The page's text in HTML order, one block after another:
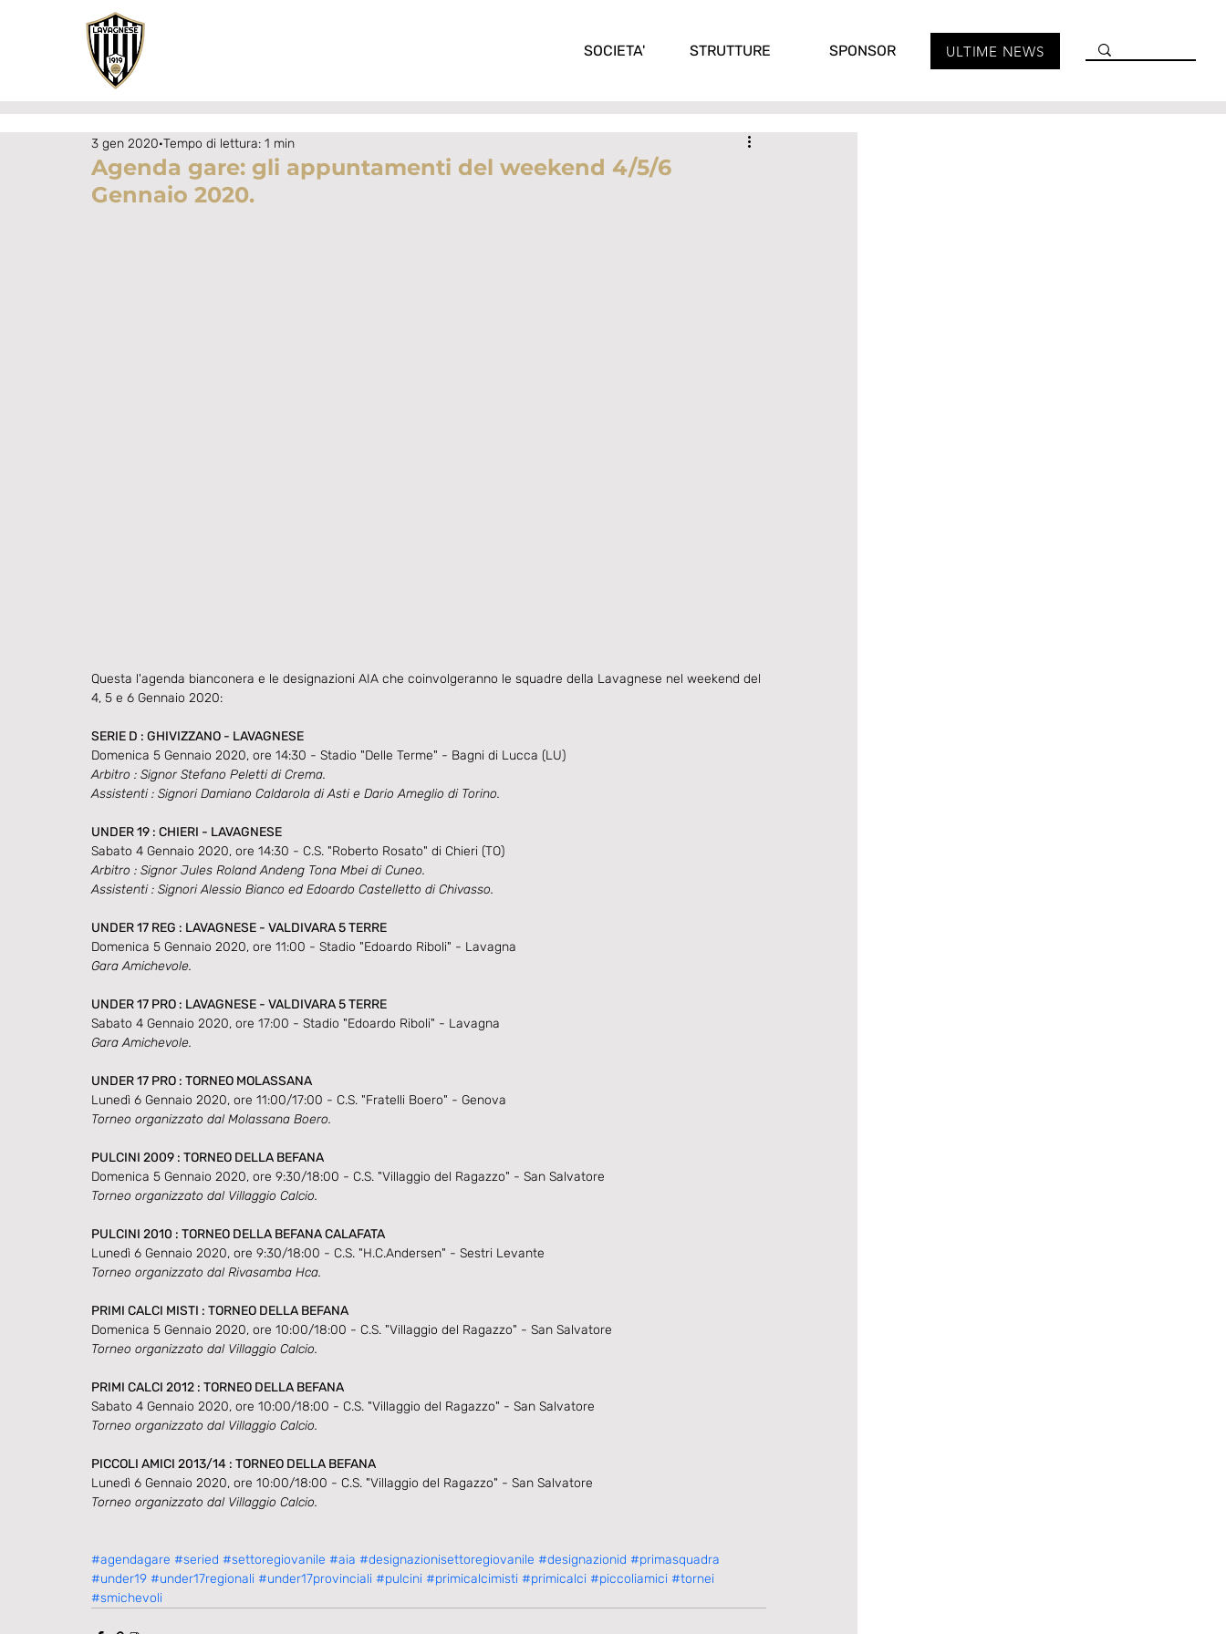
SOCIETA' STRUTTURE SPONSOR ULTIME NEWS
Agenda gare: gli appuntamenti del weekend 4/5/6
Gennaio 2020.
3 gen 2020 Tempo di lettura: 1 min
Questa l'agenda bianconera e le designazioni AIA che coinvolgeranno le squadre della Lavagnese nel weekend del
4, 5 e 6 Gennaio 2020:
SERIE D : GHIVIZZANO - LAVAGNESE
Domenica 5 Gennaio 2020, ore 14:30 - Stadio "Delle Terme" - Bagni di Lucca (LU)
Arbitro : Signor Stefano Peletti di Crema.
Assistenti : Signori Damiano Caldarola di Asti e Dario Ameglio di Torino.
UNDER 19 : CHIERI - LAVAGNESE
Sabato 4 Gennaio 2020, ore 14:30 - C.S. "Roberto Rosato" di Chieri (TO)
Arbitro : Signor Jules Roland Andeng Tona Mbei di Cuneo.
Assistenti : Signori Alessio Bianco ed Edoardo Castelletto di Chivasso.
UNDER 17 REG : LAVAGNESE - VALDIVARA 5 TERRE
Domenica 5 Gennaio 2020, ore 11:00 - Stadio "Edoardo Riboli" - Lavagna
Gara Amichevole.
UNDER 17 PRO : LAVAGNESE - VALDIVARA 5 TERRE
Sabato 4 Gennaio 2020, ore 17:00 - Stadio "Edoardo Riboli" - Lavagna
Gara Amichevole.
UNDER 17 PRO : TORNEO MOLASSANA
Lunedì 6 Gennaio 2020, ore 11:00/17:00 - C.S. "Fratelli Boero" - Genova
Torneo organizzato dal Molassana Boero.
PULCINI 2009 : TORNEO DELLA BEFANA
Domenica 5 Gennaio 2020, ore 9:30/18:00 - C.S. "Villaggio del Ragazzo" - San Salvatore
Torneo organizzato dal Villaggio Calcio.
PULCINI 2010 : TORNEO DELLA BEFANA CALAFATA
Lunedì 6 Gennaio 2020, ore 9:30/18:00 - C.S. "H.C.Andersen" - Sestri Levante
Torneo organizzato dal Rivasamba Hca.
PRIMI CALCI MISTI : TORNEO DELLA BEFANA
Domenica 5 Gennaio 2020, ore 10:00/18:00 - C.S. "Villaggio del Ragazzo" - San Salvatore
Torneo organizzato dal Villaggio Calcio.
PRIMI CALCI 2012 : TORNEO DELLA BEFANA
Sabato 4 Gennaio 2020, ore 10:00/18:00 - C.S. "Villaggio del Ragazzo" - San Salvatore
Torneo organizzato dal Villaggio Calcio.
PICCOLI AMICI 2013/14 : TORNEO DELLA BEFANA
Lunedì 6 Gennaio 2020, ore 10:00/18:00 - C.S. "Villaggio del Ragazzo" - San Salvatore
Torneo organizzato dal Villaggio Calcio.
#agendagare #seried #settoregiovanile #aia #designazionisettoregiovanile #designazionid #primasquadra
#under19 #under17regionali #under17provinciali #pulcini #primicalcimisti #primicalci #piccoliamici #tornei
#smichevoli